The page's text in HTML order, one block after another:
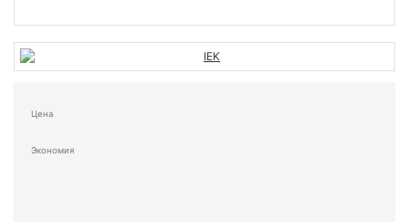
Цена
Экономия